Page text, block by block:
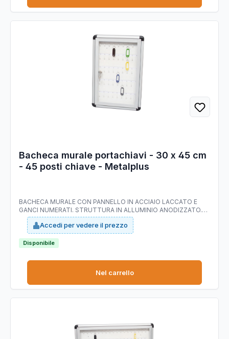
Bacheca murale portachiavi - 30 x 45 cm
- 45 posti chiave - Metalplus
BACHECA MURALE CON PANNELLO IN ACCIAIO LACCATO E
GANCI NUMERATI. STRUTTURA IN ALLUMINIO ANODIZZATO.
ANTA BATTENTE IN ACRILICO CON SERRATURA. Le file dei
ganci distano fra loro (sopra e sotto) di 6,3cm. DIMENSIONI
(BXH): 30X45CM - 45 POSTI CHIAVE
Accedi per vedere il prezzo
Disponibile
Nel carrello